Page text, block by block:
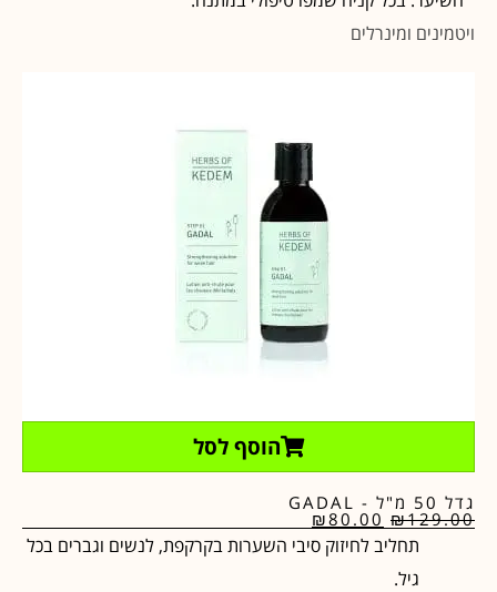
ויטמינים ומינרלים
הוסף לסל
גדל 50 מ"ל - GADAL
₪129.00
₪80.00
תחליב לחיזוק סיבי השערות בקרקפת, לנשים וגברים בכל
גיל.